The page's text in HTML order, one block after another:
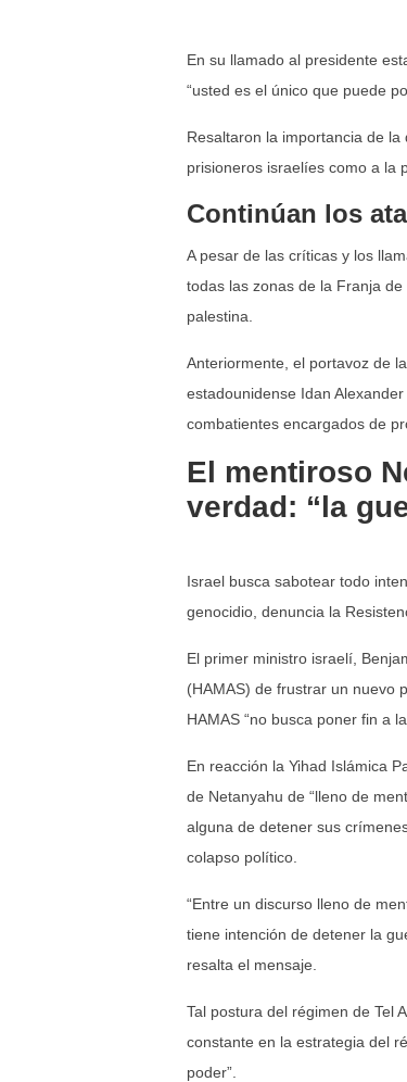
En su llamado al presidente
“usted es el único que puede
Resaltaron la importancia de
prisioneros israelíes como a la
Continúan los
A pesar de las críticas y los
todas las zonas de la Franja
palestina.
Anteriormente, el portavoz de
estadounidense Idan
combatientes encargados de
El mentiroso
verdad: “la
Israel busca sabotear todo
genocidio, denuncia la
El primer ministro israelí,
(HAMAS) de frustrar un nuevo
HAMAS “no busca poner fin a la
En reacción la Yihad Islámica
de Netanyahu de “lleno de
alguna de detener sus
colapso político.
“Entre un discurso lleno de
tiene intención de detener la
resalta el mensaje.
Tal postura del régimen de Tel
constante en la estrategia del
poder”.